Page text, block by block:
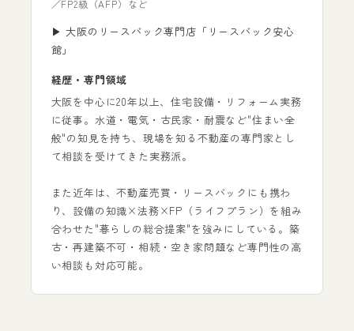
／FP2級（AFP）など
▶ 大阪のリースバック専門店「リースバック安心
館」
経歴・専門領域
大阪を中心に20年以上、住宅設備・リフォーム実務
に従事。水道・電気・古民家・耐震など"住まい全
般"の知見を持ち、現場を知る不動産の専門家とし
て相談を受けてきた実務派。
また近年は、不動産売買・リースバックにも携わ
り、設備の知識×法務×FP（ライフプラン）を組み
合わせた"暮らしの総合提案"を強みにしている。築
古・再建築不可・相続・空き家問題など専門性の高
い相談も対応可能。